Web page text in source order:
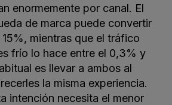
enormemente por canal. El
de marca puede convertir
mientras que el tráfico
frío lo hace entre el 0,3% y
es llevar a ambos al
la misma experiencia.
intención necesita el menor